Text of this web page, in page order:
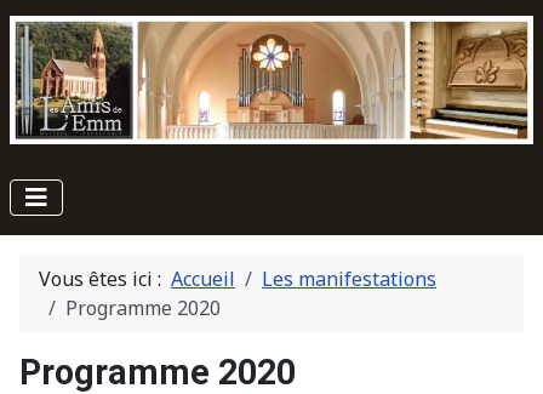
Vous êtes ici : Accueil
Les manifestations
Programme 2020
Programme 2020